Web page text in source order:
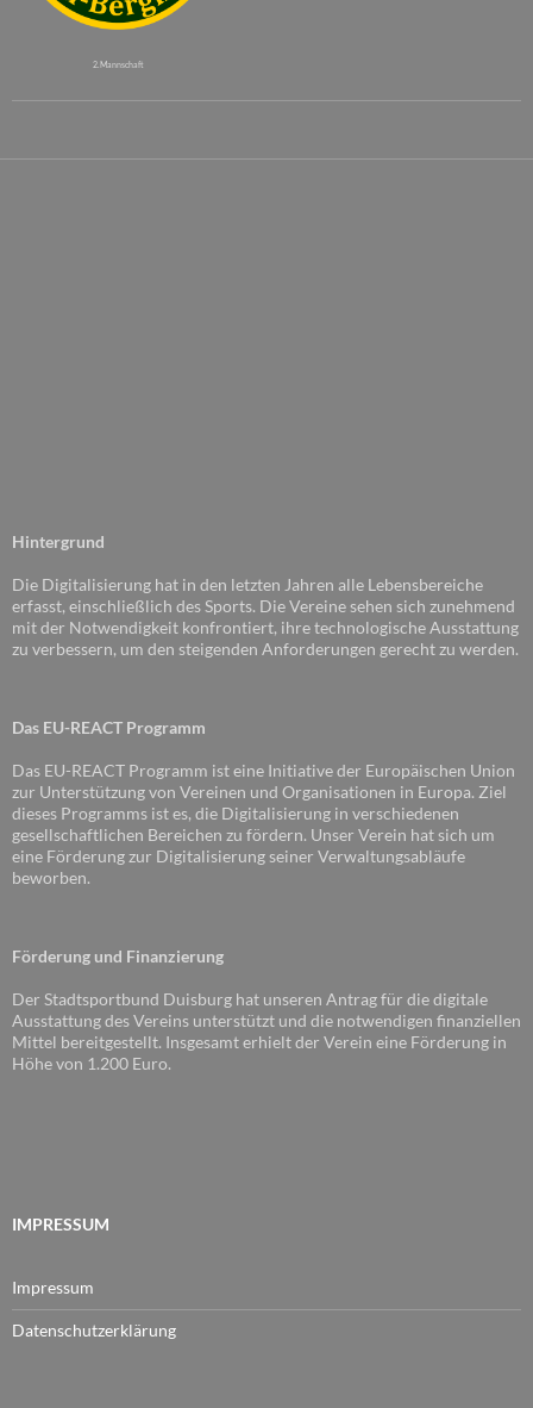
2. Mannschaft
Hintergrund
Die Digitalisierung hat in den letzten Jahren alle Lebensbereiche
erfasst, einschließlich des Sports. Die Vereine sehen sich zunehmend
mit der Notwendigkeit konfrontiert, ihre technologische Ausstattung
zu verbessern, um den steigenden Anforderungen gerecht zu werden.
Das EU-REACT Programm
Das EU-REACT Programm ist eine Initiative der Europäischen Union
zur Unterstützung von Vereinen und Organisationen in Europa. Ziel
dieses Programms ist es, die Digitalisierung in verschiedenen
gesellschaftlichen Bereichen zu fördern. Unser Verein hat sich um
eine Förderung zur Digitalisierung seiner Verwaltungsabläufe
beworben.
Förderung und Finanzierung
Der Stadtsportbund Duisburg hat unseren Antrag für die digitale
Ausstattung des Vereins unterstützt und die notwendigen finanziellen
Mittel bereitgestellt. Insgesamt erhielt der Verein eine Förderung in
Höhe von 1.200 Euro.
IMPRESSUM
Impressum
Datenschutzerklärung